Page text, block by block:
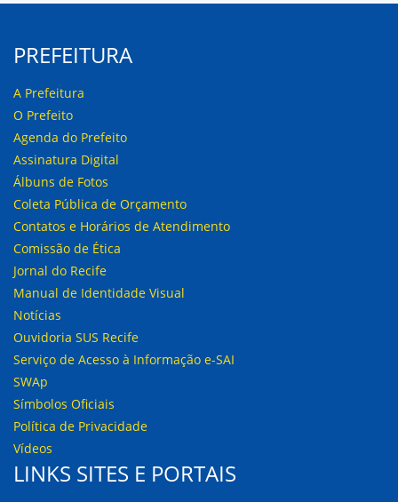
PREFEITURA
A Prefeitura
O Prefeito
Agenda do Prefeito
Assinatura Digital
Álbuns de Fotos
Coleta Pública de Orçamento
Contatos e Horários de Atendimento
Comissão de Ética
Jornal do Recife
Manual de Identidade Visual
Notícias
Ouvidoria SUS Recife
Serviço de Acesso à Informação e-SAI
SWAp
Símbolos Oficiais
Política de Privacidade
Vídeos
LINKS SITES E PORTAIS